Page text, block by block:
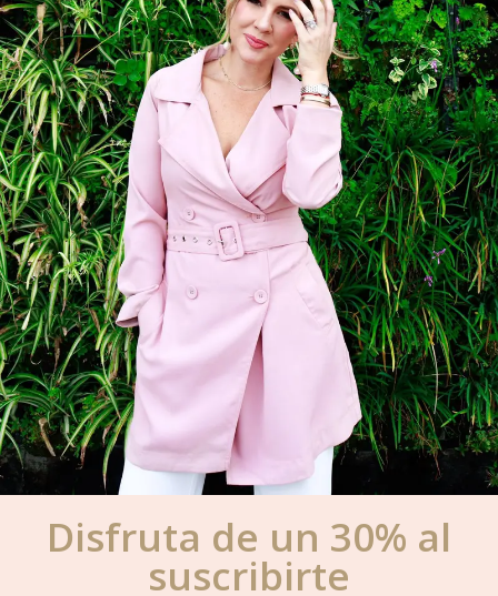
Disfruta de un 30% al
suscribirte